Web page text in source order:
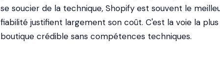
se soucier de la technique, Shopify est souvent le
fiabilité justifient largement son coût. C'est la voie la
boutique crédible sans compétences techniques.